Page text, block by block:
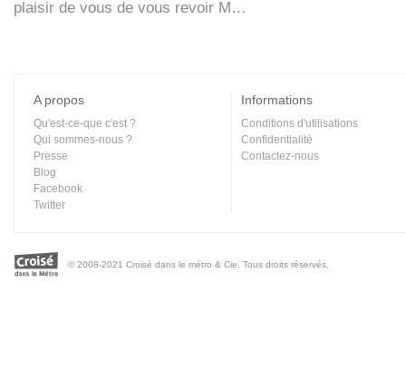
plaisir de vous de vous revoir M…
A propos
Qu'est-ce-que c'est ?
Qui sommes-nous ?
Presse
Blog
Facebook
Twitter
Informations
Conditions d'utilisations
Confidentialité
Contactez-nous
© 2008-2021 Croisé dans le métro & Cie. Tous droits réservés.